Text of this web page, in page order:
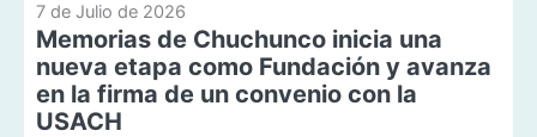
7 de Julio de 2026
Memorias de Chuchunco inicia una
nueva etapa como Fundación y avanza
en la firma de un convenio con la
USACH